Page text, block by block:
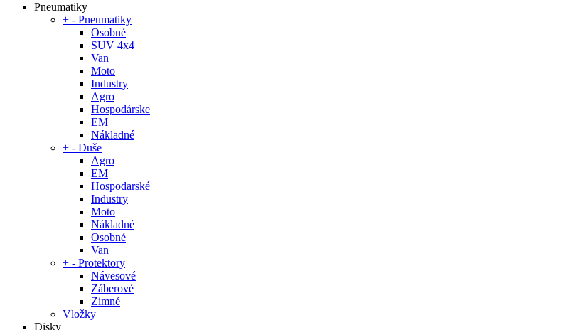
Pneumatiky
+ - Pneumatiky
Osobné
SUV 4x4
Van
Moto
Industry
Agro
Hospodárske
EM
Nákladné
+ - Duše
Agro
EM
Hospodarské
Industry
Moto
Nákladné
Osobné
Van
+ - Protektory
Návesové
Záberové
Zimné
Vložky
Disky